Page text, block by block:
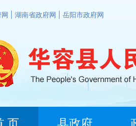
湖南省政府网 岳阳市政府网